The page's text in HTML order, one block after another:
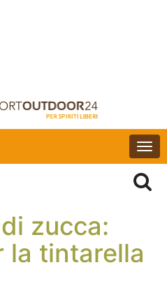
zucca:
la tintarella